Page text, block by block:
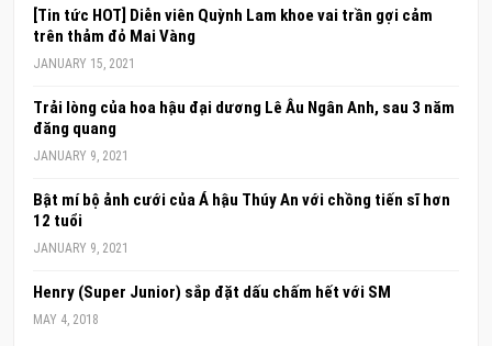
[Tin tức HOT] Diễn viên Quỳnh Lam khoe vai trần gợi cảm
trên thảm đỏ Mai Vàng
JANUARY 15, 2021
Trải lòng của hoa hậu đại dương Lê Âu Ngân Anh, sau 3 năm
đăng quang
JANUARY 9, 2021
Bật mí bộ ảnh cưới của Á hậu Thúy An với chồng tiến sĩ hơn
12 tuổi
JANUARY 9, 2021
Henry (Super Junior) sắp đặt dấu chấm hết với SM
MAY 4, 2018